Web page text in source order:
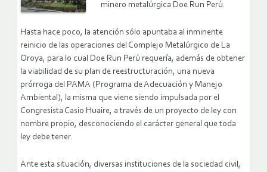
minero metalúrgica Doe Run Perú.
Hasta hace poco, la atención sólo apuntaba al inminente
reinicio de las operaciones del Complejo Metalúrgico de La
Oroya, para lo cual Doe Run Perú requería, además de obtener
la viabilidad de su plan de reestructuración, una nueva
prórroga del PAMA (Programa de Adecuación y Manejo
Ambiental), la misma que viene siendo impulsada por el
Congresista Casio Huaire, a través de un proyecto de ley con
nombre propio, desconociendo el carácter general que toda
ley debe tener.
Ante esta situación, diversas instituciones de la sociedad civil,